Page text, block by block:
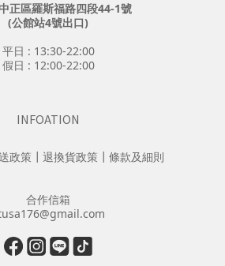
正區羅斯福路四段44-1號
(公館站4號出口)
平日 : 13:30-22:00
假日 : 12:00-22:00
INFOATION
政策 退換貨政策 條款及細則
合作信箱